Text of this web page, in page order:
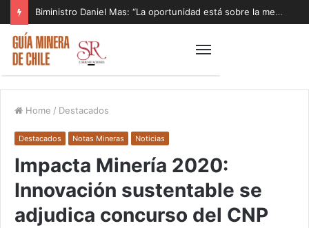
Biministro Daniel Mas: “La oportunidad está sobre la mesa y tenemos que aprovecharla”
Home / Destacados
Destacados Notas Mineras Noticias
Impacta Minería 2020:
Innovación sustentable se
adjudica concurso del CNP